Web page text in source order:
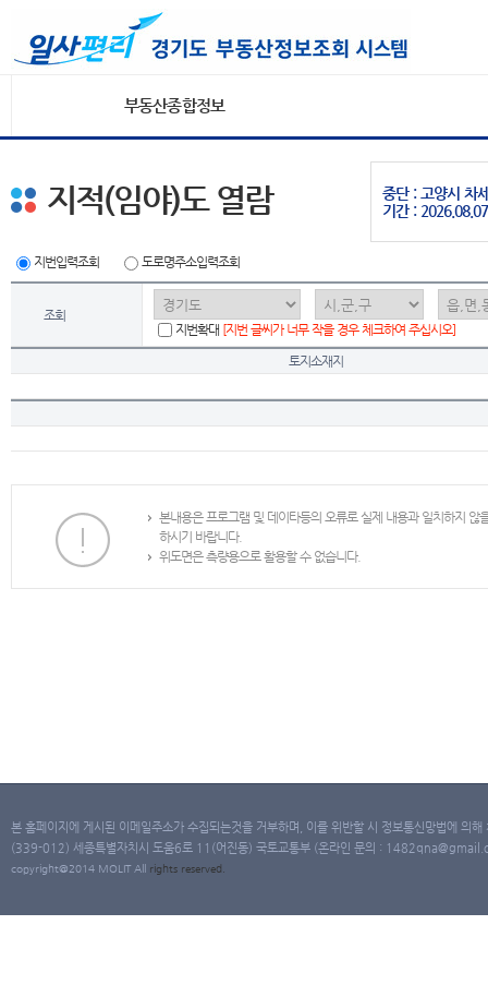
부동산종합정보
중단 : 고양시 차
기간 :
지적(임야)도 열람
지번입력조회 도로명주소입력조회
조회
지번확대 [지번 글씨가 너무 작을 경우 체크하여 주십시오]
토지소재지
본내용은 프로그램 및 데이타등의 오류로 실제 내용과 일치하지
하시기 바랍니다.
위도면은 측량용으로 활용할 수 없습니다.
본 홈페이지에 게시된 이메일주소가 수집되는것을 거부하며, 이를 위반할 시 정보통신망법에 의
(339-012) 세종특별자치시 도움6로 11(어진동) 국토교통부 (온라인 문의 :
copyright@2014 MOLIT All rights reserved.